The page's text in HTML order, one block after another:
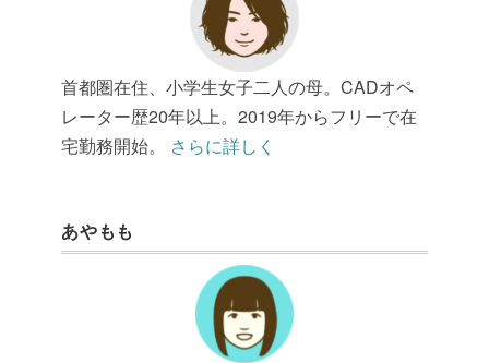
首都圏在住、小学生女子二人の母。CADオペ
レーター歴20年以上。2019年からフリーで在
宅勤務開始。 さらに詳しく
あやもも